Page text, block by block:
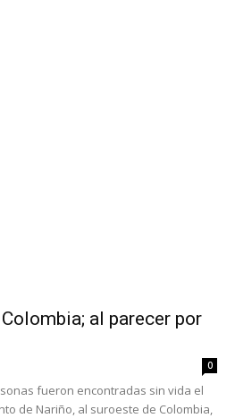
al parecer por
0
fueron encontradas sin vida el
de Nariño, al suroeste de Colombia,